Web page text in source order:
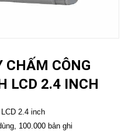
CHẤM CÔNG
LCD 2.4 INCH
2.4 inch
100.000 bản ghi